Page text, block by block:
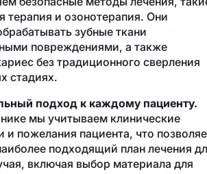
терапия и озонотерапия. Они
зубные ткани
повреждениями, а также
без традиционного сверления
стадиях.
подход к каждому пациенту.
мы учитываем клинические
и пожелания пациента, что
подходящий план лечения
включая выбор материала для